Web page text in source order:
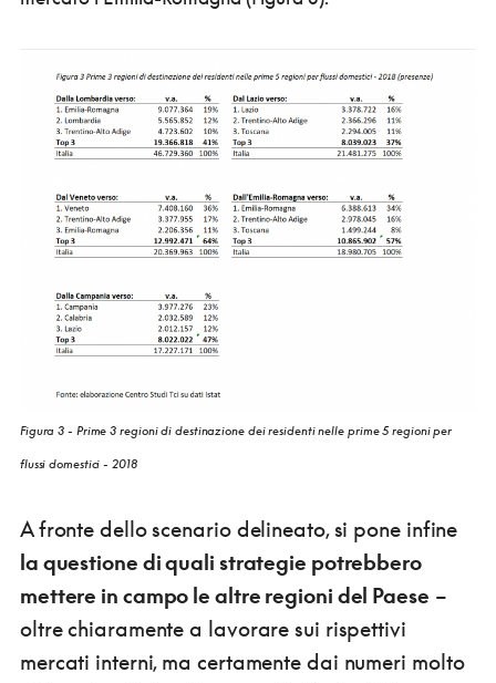
Figura 3 - Prime 3 regioni di destinazione dei residenti nelle prime 5 regioni per
flussi domestici - 2018
A fronte dello scenario delineato, si pone infine
la questione di quali strategie potrebbero
mettere in campo le altre regioni del Paese –
oltre chiaramente a lavorare sui rispettivi
mercati interni, ma certamente dai numeri molto